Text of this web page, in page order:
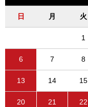
日 月 火
1
6 7 8
13 14 15
20 21 22